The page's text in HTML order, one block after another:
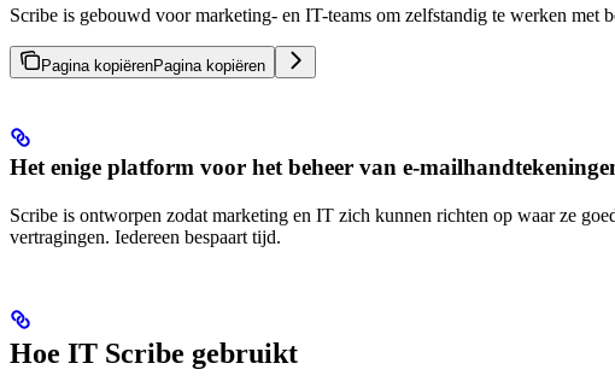
Scribe is gebouwd voor marketing- en IT-teams om zelfstandig te werken met
Pagina kopiërenPagina kopiëren
Het enige platform voor het beheer van e-
Scribe is ontworpen zodat marketing en IT zich kunnen richten op waar ze
vertragingen. Iedereen bespaart tijd.
Hoe IT Scribe gebruikt